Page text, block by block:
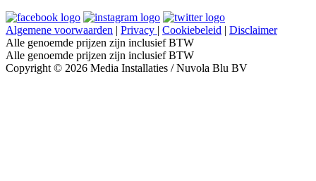
Algemene voorwaarden | Privacy | Cookiebeleid | Disclaimer
Alle genoemde prijzen zijn inclusief BTW
Alle genoemde prijzen zijn inclusief BTW
Copyright © 2026 Media Installaties / Nuvola Blu BV